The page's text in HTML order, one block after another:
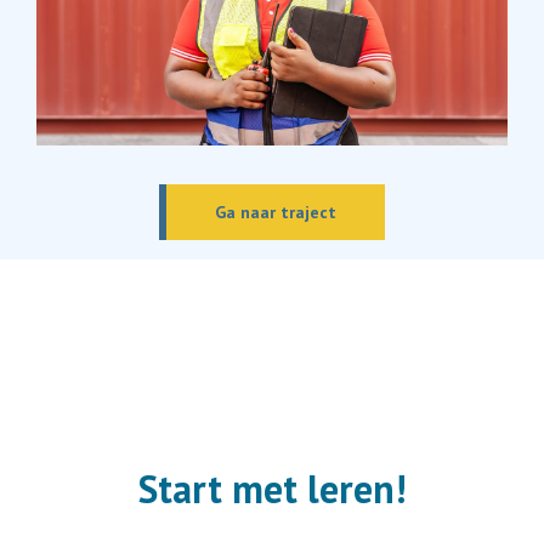
Ga naar traject
Start met leren!